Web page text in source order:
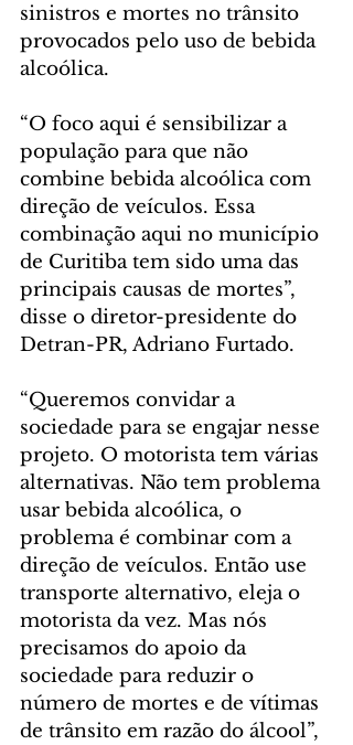
sinistros e mortes no trânsito
provocados pelo uso de bebida
alcoólica.
“O foco aqui é sensibilizar a
população para que não
combine bebida alcoólica com
direção de veículos. Essa
combinação aqui no município
de Curitiba tem sido uma das
principais causas de mortes”,
disse o diretor-presidente do
Detran-PR, Adriano Furtado.
“Queremos convidar a
sociedade para se engajar nesse
projeto. O motorista tem várias
alternativas. Não tem problema
usar bebida alcoólica, o
problema é combinar com a
direção de veículos. Então use
transporte alternativo, eleja o
motorista da vez. Mas nós
precisamos do apoio da
sociedade para reduzir o
número de mortes e de vítimas
de trânsito em razão do álcool”,